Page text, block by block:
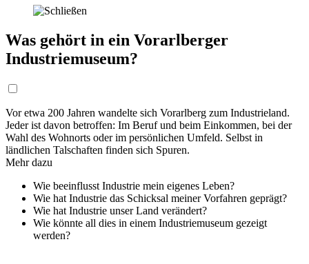
Was gehört in ein Vorarlberger
Industriemuseum?
Vor etwa 200 Jahren wandelte sich Vorarlberg zum Industrieland.
Jeder ist davon betroffen: Im Beruf und beim Einkommen, bei der
Wahl des Wohnorts oder im persönlichen Umfeld. Selbst in
ländlichen Talschaften finden sich Spuren.
Mehr dazu
Wie beeinflusst Industrie mein eigenes Leben?
Wie hat Industrie das Schicksal meiner Vorfahren geprägt?
Wie hat Industrie unser Land verändert?
Wie könnte all dies in einem Industriemuseum gezeigt
werden?